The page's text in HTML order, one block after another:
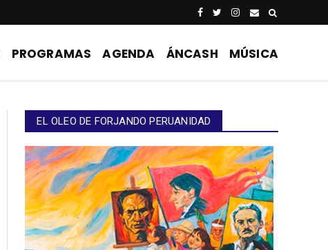
PROGRAMAS AGENDA ÁNCASH MÚSICA
EL OLEO DE FORJANDO PERUANIDAD